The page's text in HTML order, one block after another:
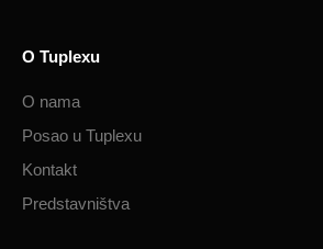
O Tuplexu
O nama
Posao u Tuplexu
Kontakt
Predstavništva